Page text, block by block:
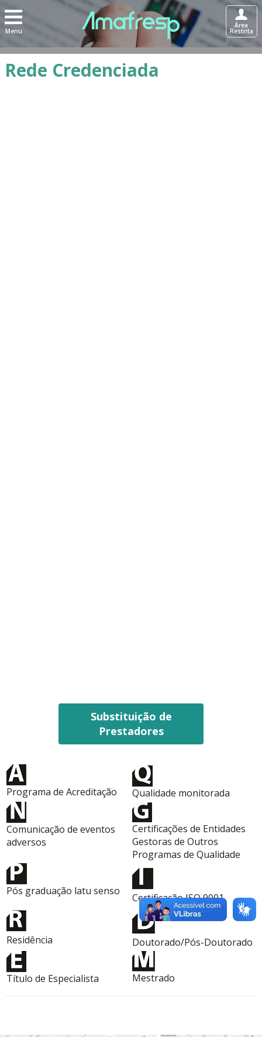
Menu
Área
Restrita
Rede Credenciada
Substituição de
Prestadores
Programa de Acreditação Qualidade monitorada
Comunicação de eventos
adversos
Certificações de Entidades
Gestoras de Outros
Programas de Qualidade
Pós graduação latu senso
Certificação ISO 9001
Residência Doutorado/Pós-Doutorado
Título de Especialista Mestrado